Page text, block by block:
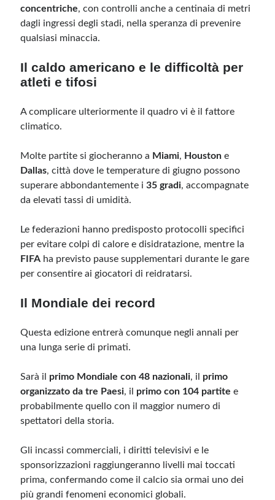
concentriche, con controlli anche a centinaia di metri
dagli ingressi degli stadi, nella speranza di prevenire
qualsiasi minaccia.
Il caldo americano e le difficoltà per
atleti e tifosi
A complicare ulteriormente il quadro vi è il fattore
climatico.
Molte partite si giocheranno a Miami, Houston e
Dallas, città dove le temperature di giugno possono
superare abbondantemente i35 gradi, accompagnate
da elevati tassi di umidità.
Le federazioni hanno predisposto protocolli specifici
per evitare colpi di calore e disidratazione, mentre la
FIFA ha previsto pause supplementari durante le gare
per consentire ai giocatori di reidratarsi.
Il Mondiale dei record
Questa edizione entrerà comunque negli annali per
una lunga serie di primati.
Sarà il primo Mondiale con 48 nazionali, il primo
organizzato da tre Paesi, il primo con 104 partite e
probabilmente quello con il maggior numero di
spettatori della storia.
Gli incassi commerciali, i diritti televisivi e le
sponsorizzazioni raggiungeranno livelli mai toccati
prima, confermando come il calcio sia ormai uno dei
più grandi fenomeni economici globali.